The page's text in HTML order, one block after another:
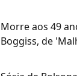
Morre aos 49
Boggiss, de